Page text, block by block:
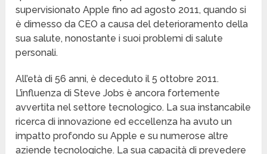
supervisionato Apple fino ad agosto 2011, quando si
è dimesso da CEO a causa del deterioramento della
sua salute, nonostante i suoi problemi di salute
personali.
All’età di 56 anni, è deceduto il 5 ottobre 2011.
L’influenza di Steve Jobs è ancora fortemente
avvertita nel settore tecnologico. La sua instancabile
ricerca di innovazione ed eccellenza ha avuto un
impatto profondo su Apple e su numerose altre
aziende tecnologiche. La sua capacità di prevedere